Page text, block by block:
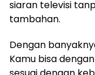
siaran televisi
tambahan.
Dengan
Kamu bisa